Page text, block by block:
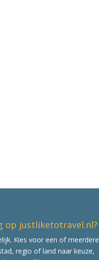
op justliketotravel.nl?
Kies voor een of meerdere
regio of land naar keuze,